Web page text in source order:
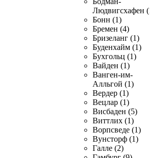
Людвигсхафен
Бонн (1)
Бремен (4)
Бризеланг (1)
Буденхайм (1)
Бухгольц (1)
Вайден (1)
Ванген-им-
Алльгой (1)
Вердер (1)
Вецлар (1)
Висбаден (5)
Виттлих (1)
Ворпсведе (1)
Вунсторф (1)
Галле (2)